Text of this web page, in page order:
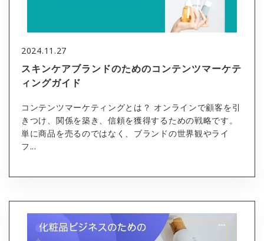
2024.11.27
スキンケアブランドのためのコンテンツマーケテ
ィングガイド
コンテンツマーケティングとは？ オンラインで顧客を引
きつけ、関係を築き、信頼を獲得するための戦略です。
単に商品を売るのではなく、ブランドの世界観やライ
フ...